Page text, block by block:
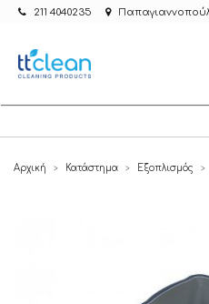
211 4040235
Αρχική > Κατάστημα > Εξοπλισμός >